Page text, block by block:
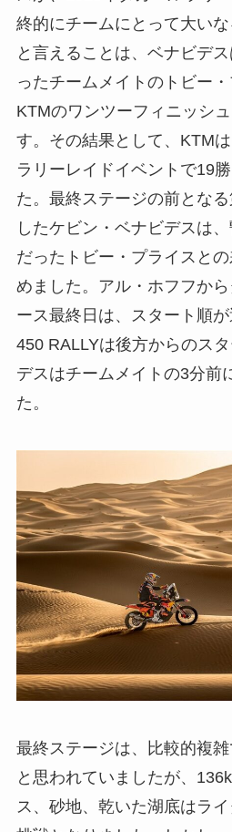
終的にチームにとって大い
と言えることは、ベナビデ
ったチームメイトのトビー・
KTMのワンツーフィニッシ
す。その結果として、KTM
ラリーレイドイベントで19
た。最終ステージの前とな
したケビン・ベナビデスは
だったトビー・プライスと
めました。アル・ホフフか
ース最終日は、スタート順
450 RALLYは後方からのス
デスはチームメイトの3分前
た。
最終ステージは、比較的複
と思われていましたが、
ス、砂地、乾いた湖底はラ